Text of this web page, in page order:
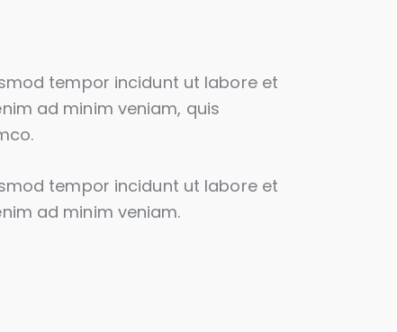
tempor incidunt ut labore et
ad minim veniam, quis
tempor incidunt ut labore et
ad minim veniam.